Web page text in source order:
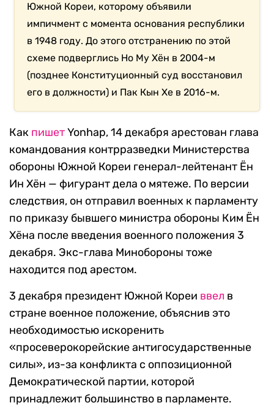
Южной Кореи, которому объявили
импичмент с момента основания республики
в 1948 году. До этого отстранению по этой
схеме подверглись Но Му Хён в 2004-м
(позднее Конституционный суд восстановил
его в должности) и Пак Кын Хе в 2016-м.
Как пишетYonhap, 14 декабря арестован глава
командования контрразведки Министерства
обороны Южной Кореи генерал-лейтенант Ён
Ин Хён — фигурант дела о мятеже. По версии
следствия, он отправил военных к парламенту
по приказу бывшего министра обороны Ким Ён
Хёна после введения военного положения 3
декабря. Экс-глава Минобороны тоже
находится под арестом.
3 декабря президент Южной Кореи ввел в
стране военное положение, объяснив это
необходимостью искоренить
«просеверокорейские антигосударственные
силы», из-за конфликта с оппозиционной
Демократической партии, которой
принадлежит большинство в парламенте.